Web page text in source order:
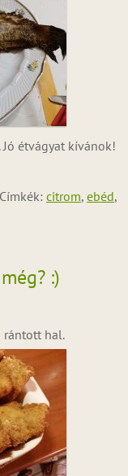
étvágyat kívánok!
citrom, ebéd,
:)
rántott hal.